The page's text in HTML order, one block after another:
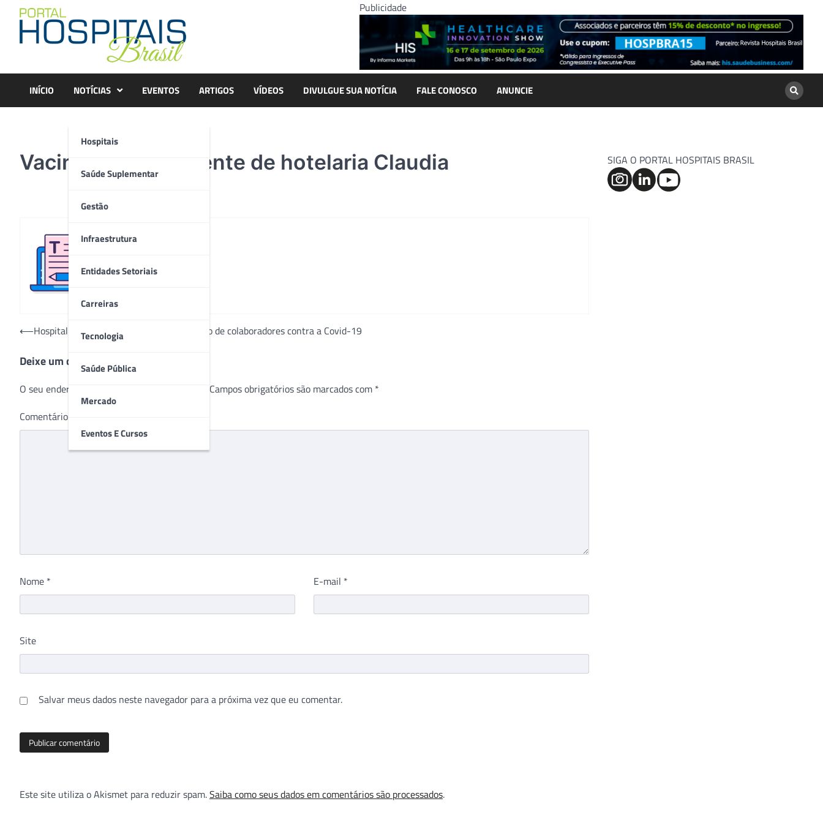
content
Publicidade
INÍCIO NOTÍCIAS
Hospitais
Saúde Suplementar
Gestão
Infraestrutura
Entidades Setoriais
Carreiras
Tecnologia
Saúde Pública
Mercado
Eventos E Cursos
EVENTOS ARTIGOS VÍDEOS DIVULGUE SUA NOTÍCIA FALE CONOSCO ANUNCIE
Vacinação – atendente de hotelaria Claudia
Navegação
Post
⟵Hospital Moinhos de Vento inicia vacinação de colaboradores contra a Covid-19
Deixe um comentário
O seu endereço de e-mail não será publicado. Campos obrigatórios são marcados com *
Comentário
Nome * E-mail *
Site
Salvar meus dados neste navegador para a próxima vez que eu comentar.
Este site utiliza o Akismet para reduzir spam.Saiba como seus dados em comentários são processados.
SIGA O PORTAL HOSPITAIS BRASIL